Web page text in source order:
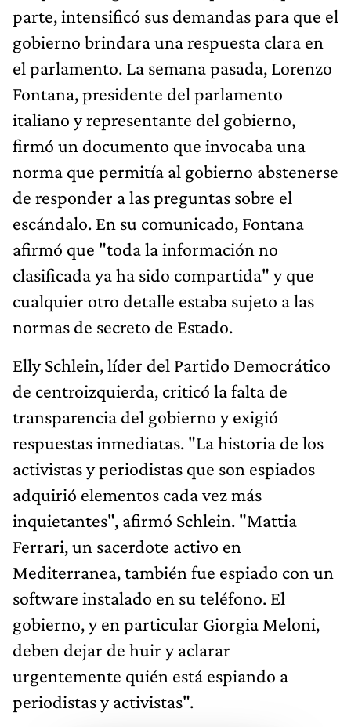
parte, intensificó sus demandas para que el
gobierno brindara una respuesta clara en
el parlamento. La semana pasada, Lorenzo
Fontana, presidente del parlamento
italiano y representante del gobierno,
firmó un documento que invocaba una
norma que permitía al gobierno abstenerse
de responder a las preguntas sobre el
escándalo. En su comunicado, Fontana
afirmó que "toda la información no
clasificada ya ha sido compartida" y que
cualquier otro detalle estaba sujeto a las
normas de secreto de Estado.
Elly Schlein, líder del Partido Democrático
de centroizquierda, criticó la falta de
transparencia del gobierno y exigió
respuestas inmediatas. "La historia de los
activistas y periodistas que son espiados
adquirió elementos cada vez más
inquietantes", afirmó Schlein. "Mattia
Ferrari, un sacerdote activo en
Mediterranea, también fue espiado con un
software instalado en su teléfono. El
gobierno, y en particular Giorgia Meloni,
deben dejar de huir y aclarar
urgentemente quién está espiando a
periodistas y activistas".